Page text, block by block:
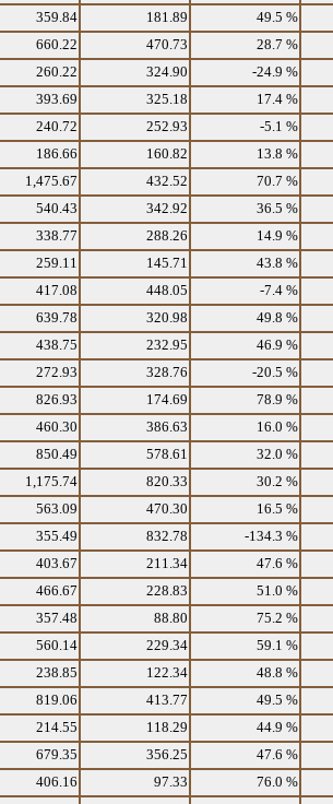
359.84 181.89 49.5 %
660.22 470.73 28.7 %
260.22 324.90 -24.9 %
393.69 325.18 17.4 %
240.72 252.93 -5.1 %
186.66 160.82 13.8 %
1,475.67 432.52 70.7 %
540.43 342.92 36.5 %
338.77 288.26 14.9 %
259.11 145.71 43.8 %
417.08 448.05 -7.4 %
639.78 320.98 49.8 %
438.75 232.95 46.9 %
272.93 328.76 -20.5 %
826.93 174.69 78.9 %
460.30 386.63 16.0 %
850.49 578.61 32.0 %
1,175.74 820.33 30.2 %
563.09 470.30 16.5 %
355.49 832.78 -134.3 %
403.67 211.34 47.6 %
466.67 228.83 51.0 %
357.48 88.80 75.2 %
560.14 229.34 59.1 %
238.85 122.34 48.8 %
819.06 413.77 49.5 %
214.55 118.29 44.9 %
679.35 356.25 47.6 %
406.16 97.33 76.0 %